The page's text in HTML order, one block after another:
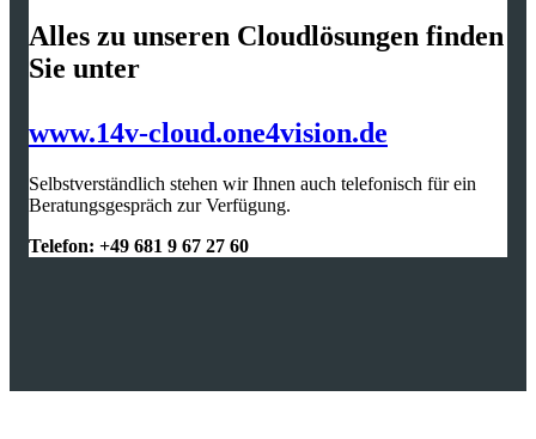
Alles zu unseren Cloudlösungen finden
Sie unter
www.14v-cloud.one4vision.de
Selbstverständlich stehen wir Ihnen auch telefonisch für ein
Beratungsgespräch zur Verfügung.
Telefon: +49 681 9 67 27 60